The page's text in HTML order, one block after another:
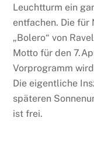
Leuchtturm ein
entfachen. Die für
„Bolero“ von
Motto für den
Vorprogramm
Die eigentliche
späteren
ist frei.